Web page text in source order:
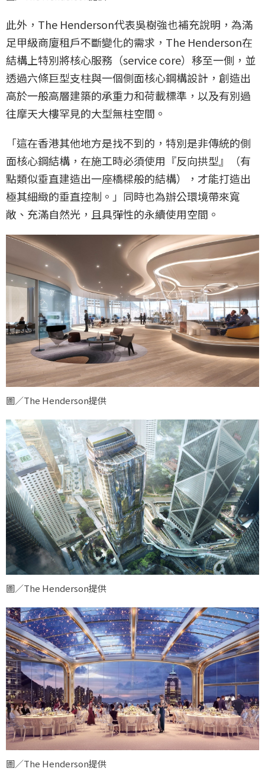
此外，The Henderson代表吳樹強也補充說明，為滿
足甲級商廈租戶不斷變化的需求，The Henderson在
結構上特別將核心服務（service core）移至一側，並
透過六條巨型支柱與一個側面核心鋼構設計，創造出
高於一般高層建築的承重力和荷載標準，以及有別過
往摩天大樓罕見的大型無柱空間。
「這在香港其他地方是找不到的，特別是非傳統的側
面核心鋼結構，在施工時必須使用『反向拱型』（有
點類似垂直建造出一座橋樑般的結構），才能打造出
極其細緻的垂直控制。」同時也為辦公環境帶來寬
敞、充滿自然光，且具彈性的永續使用空間。
圖／The Henderson提供
圖／The Henderson提供
圖／The Henderson提供